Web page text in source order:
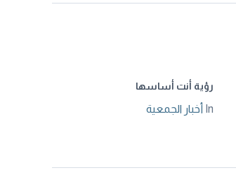
رؤية أنت أساسها
In أخبار الجمعية